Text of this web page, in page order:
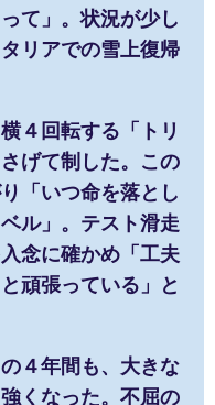
て」。状況が少し
リアでの雪上復帰
４回転する「トリ
げて制した。この
「いつ命を落とし
ル」。テスト滑走
念に確かめ「工夫
頑張っている」と
４年間も、大きな
くなった。不屈の